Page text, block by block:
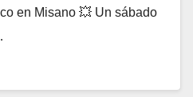
en Misano 💥 Un sábado